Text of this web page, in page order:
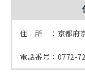
住 所 ：京都府京
電話番号：0772-